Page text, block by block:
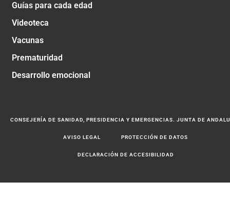
Guías para cada edad
Videoteca
Vacunas
Prematuridad
Desarrollo emocional
CONSEJERÍA DE SANIDAD, PRESIDENCIA Y EMERGENCIAS. JUNTA DE
AVISO LEGAL PROTECCIÓN DE DATOS
DECLARACIÓN DE ACCESIBILIDAD